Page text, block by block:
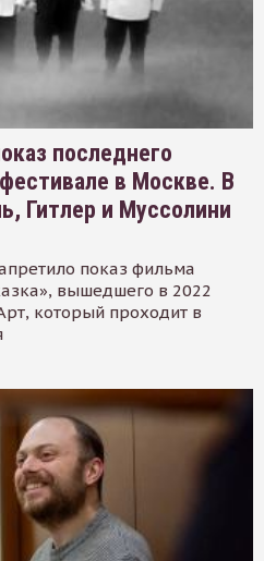
последнего
в Москве. В
Гитлер и Муссолини
показ фильма
вышедшего в 2022
который проходит в